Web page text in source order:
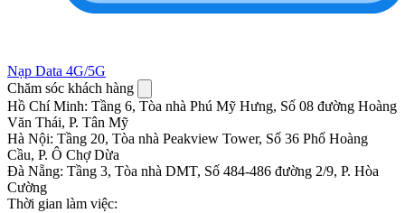
Nạp Data 4G/5G
Chăm sóc khách hàng
Hồ Chí Minh: Tầng 6, Tòa nhà Phú Mỹ Hưng, Số 08 đường Hoàng
Văn Thái, P. Tân Mỹ
Hà Nội: Tầng 20, Tòa nhà Peakview Tower, Số 36 Phố Hoàng
Cầu, P. Ô Chợ Dừa
Đà Nẵng: Tầng 3, Tòa nhà DMT, Số 484-486 đường 2/9, P. Hòa
Cường
Thời gian làm việc: